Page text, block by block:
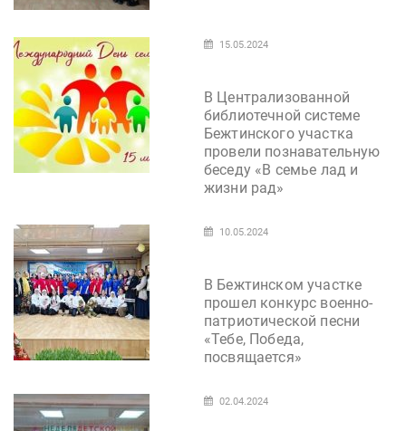
15.05.2024
В Централизованной
библиотечной системе
Бежтинского участка
провели познавательную
беседу «В семье лад и
жизни рад»
10.05.2024
В Бежтинском участке
прошел конкурс военно-
патриотической песни
«Тебе, Победа,
посвящается»
02.04.2024